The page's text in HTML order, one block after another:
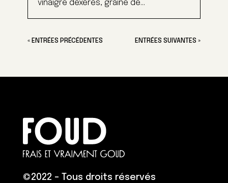
vinaigre dexérès, graine de...
« ENTRÉES PRÉCÉDENTES ENTRÉES SUIVANTES »
©2022 – Tous droits réservés